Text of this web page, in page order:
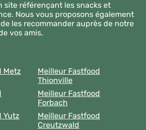
site référençant les snacks et
Nous vous proposons également
les recommander auprès de notre
vos amis.
Metz
Meilleur Fastfood
Thionville
Meilleur Fastfood
Forbach
Yutz
Meilleur Fastfood
Creutzwald